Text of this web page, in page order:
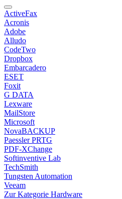
ActiveFax
Acronis
Adobe
Alludo
CodeTwo
Dropbox
Embarcadero
ESET
Foxit
G DATA
Lexware
MailStore
Microsoft
NovaBACKUP
Paessler PRTG
PDF-XChange
Softinventive Lab
TechSmith
Tungsten Automation
Veeam
Zur Kategorie Hardware